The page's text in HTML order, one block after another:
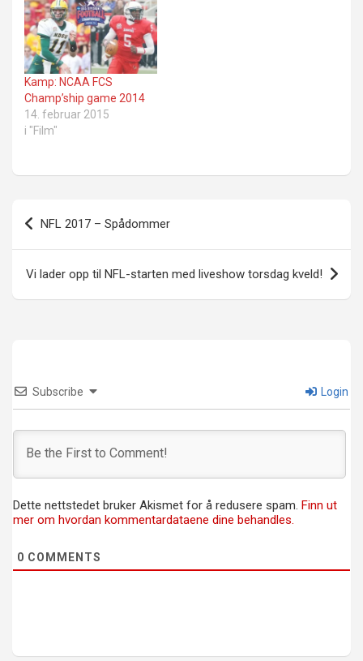
Kamp: NCAA FCS
Champ’ship game 2014
14. februar 2015
i "Film"
Innleggsnavigasjon
NFL 2017 – Spådommer
Vi lader opp til NFL-starten med liveshow torsdag kveld!
Subscribe Login
Dette nettstedet bruker Akismet for å redusere spam. Finn ut
mer om hvordan kommentardataene dine behandles.
0 COMMENTS